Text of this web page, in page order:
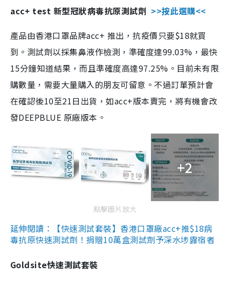
acc+ test 新型冠狀病毒抗原測試劑 >>按此選購<<
產品由香港口罩品牌acc+ 推出，抗疫價只要$18就買
到。測試劑以採集鼻液作檢測，準確度達99.03%，最快
15分鐘知道結果，而且準確度高達97.25%。目前未有限
購數量，需要大量購入的朋友可留意。不過訂單預計會
在確認後10至21日出貨，如acc+版本賣完，將有機會改
發DEEPBLUE 原廠版本。
+2
點擊圖片放大
延伸閱讀：【快速測試套裝】香港口罩廠acc+推$18病
毒抗原快速測試劑！捐贈10萬盒測試劑予深水埗露宿者
Goldsite快速測試套裝